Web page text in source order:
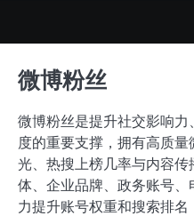
微博粉丝
微博粉丝是提升社交影响
度的重要支撑，拥有高质
光、热搜上榜几率与内容
体、企业品牌、政务账号
力提升账号权重和搜索排